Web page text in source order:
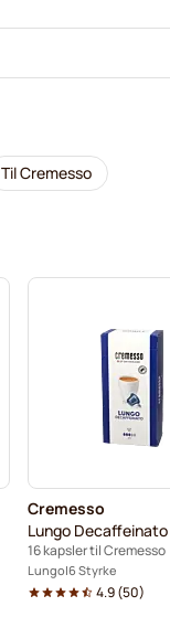
Til Cremesso
Cremesso
Lungo Decaffeinato
16 kapsler til Cremesso
Lungo 6 Styrke
4.9(50)